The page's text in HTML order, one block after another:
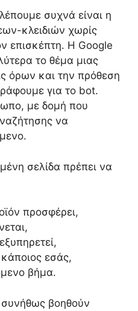
συχνά είναι η
κλειδιών χωρίς
επισκέπτη. Η Google
το θέμα μιας
όρων και την πρόθεση
για το bot.
με δομή που
να
σελίδα πρέπει να
προσφέρει,
κάποιος εσάς,
βήμα.
συνήθως βοηθούν